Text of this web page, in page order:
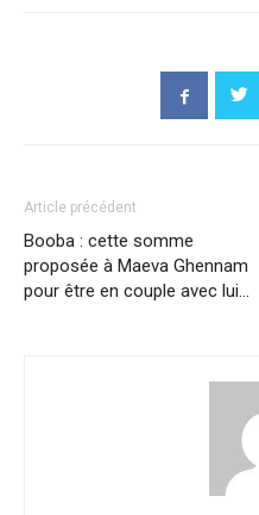
Article précédent
Booba : cette somme
proposée à Maeva Ghennam
pour être en couple avec lui…